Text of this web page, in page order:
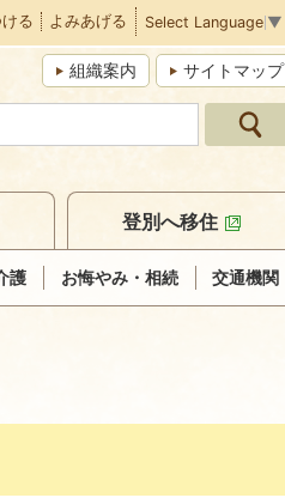
る よみあげる Select Language ▼
組織案内 サイトマップ
護 お悔やみ・相続 交通機関
登別へ移住